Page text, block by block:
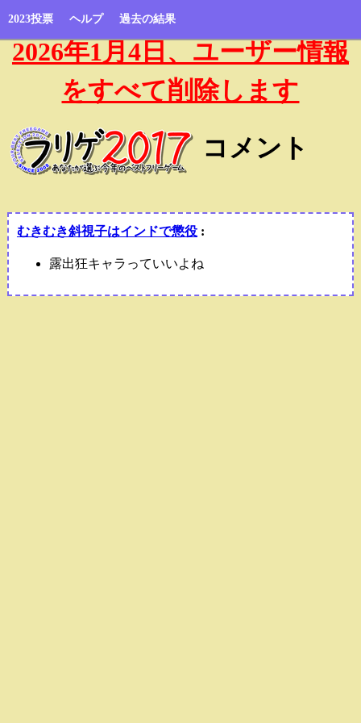
2023投票 ヘルプ 過去の結果
2026年1月4日、ユーザー情報
をすべて削除します
コメント
むきむき斜視子はインドで懲役:
露出狂キャラっていいよね